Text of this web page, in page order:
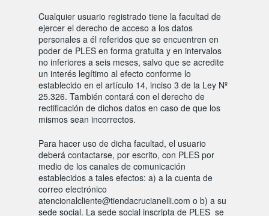
Cualquier usuario registrado tiene la facultad de
ejercer el derecho de acceso a los datos
personales a él referidos que se encuentren en
poder de PLES en forma gratuita y en intervalos
no inferiores a seis meses, salvo que se acredite
un interés legítimo al efecto conforme lo
establecido en el artículo 14, inciso 3 de la Ley Nº
25.326. También contará con el derecho de
rectificación de dichos datos en caso de que los
mismos sean incorrectos.
Para hacer uso de dicha facultad, el usuario
deberá contactarse, por escrito, con PLES por
medio de los canales de comunicación
establecidos a tales efectos: a) a la cuenta de
correo electrónico
atencionalcliente@tiendacrucianelli.com o b) a su
sede social. La sede social inscripta de PLES se